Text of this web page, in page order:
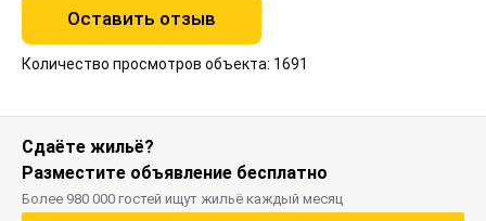
Оставить отзыв
Количество просмотров объекта: 1691
Сдаёте жильё?
Разместите объявление бесплатно
Более 980 000 гостей ищут жильё каждый месяц